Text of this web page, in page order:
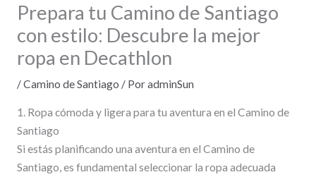
Prepara tu Camino de Santiago
con estilo: Descubre la mejor
ropa en Decathlon
/Camino de Santiago / PoradminSun
1. Ropa cómoda y ligera para tu aventura en el Camino de
Santiago
Si estás planificando una aventura en el Camino de
Santiago, es fundamental seleccionar la ropa adecuada